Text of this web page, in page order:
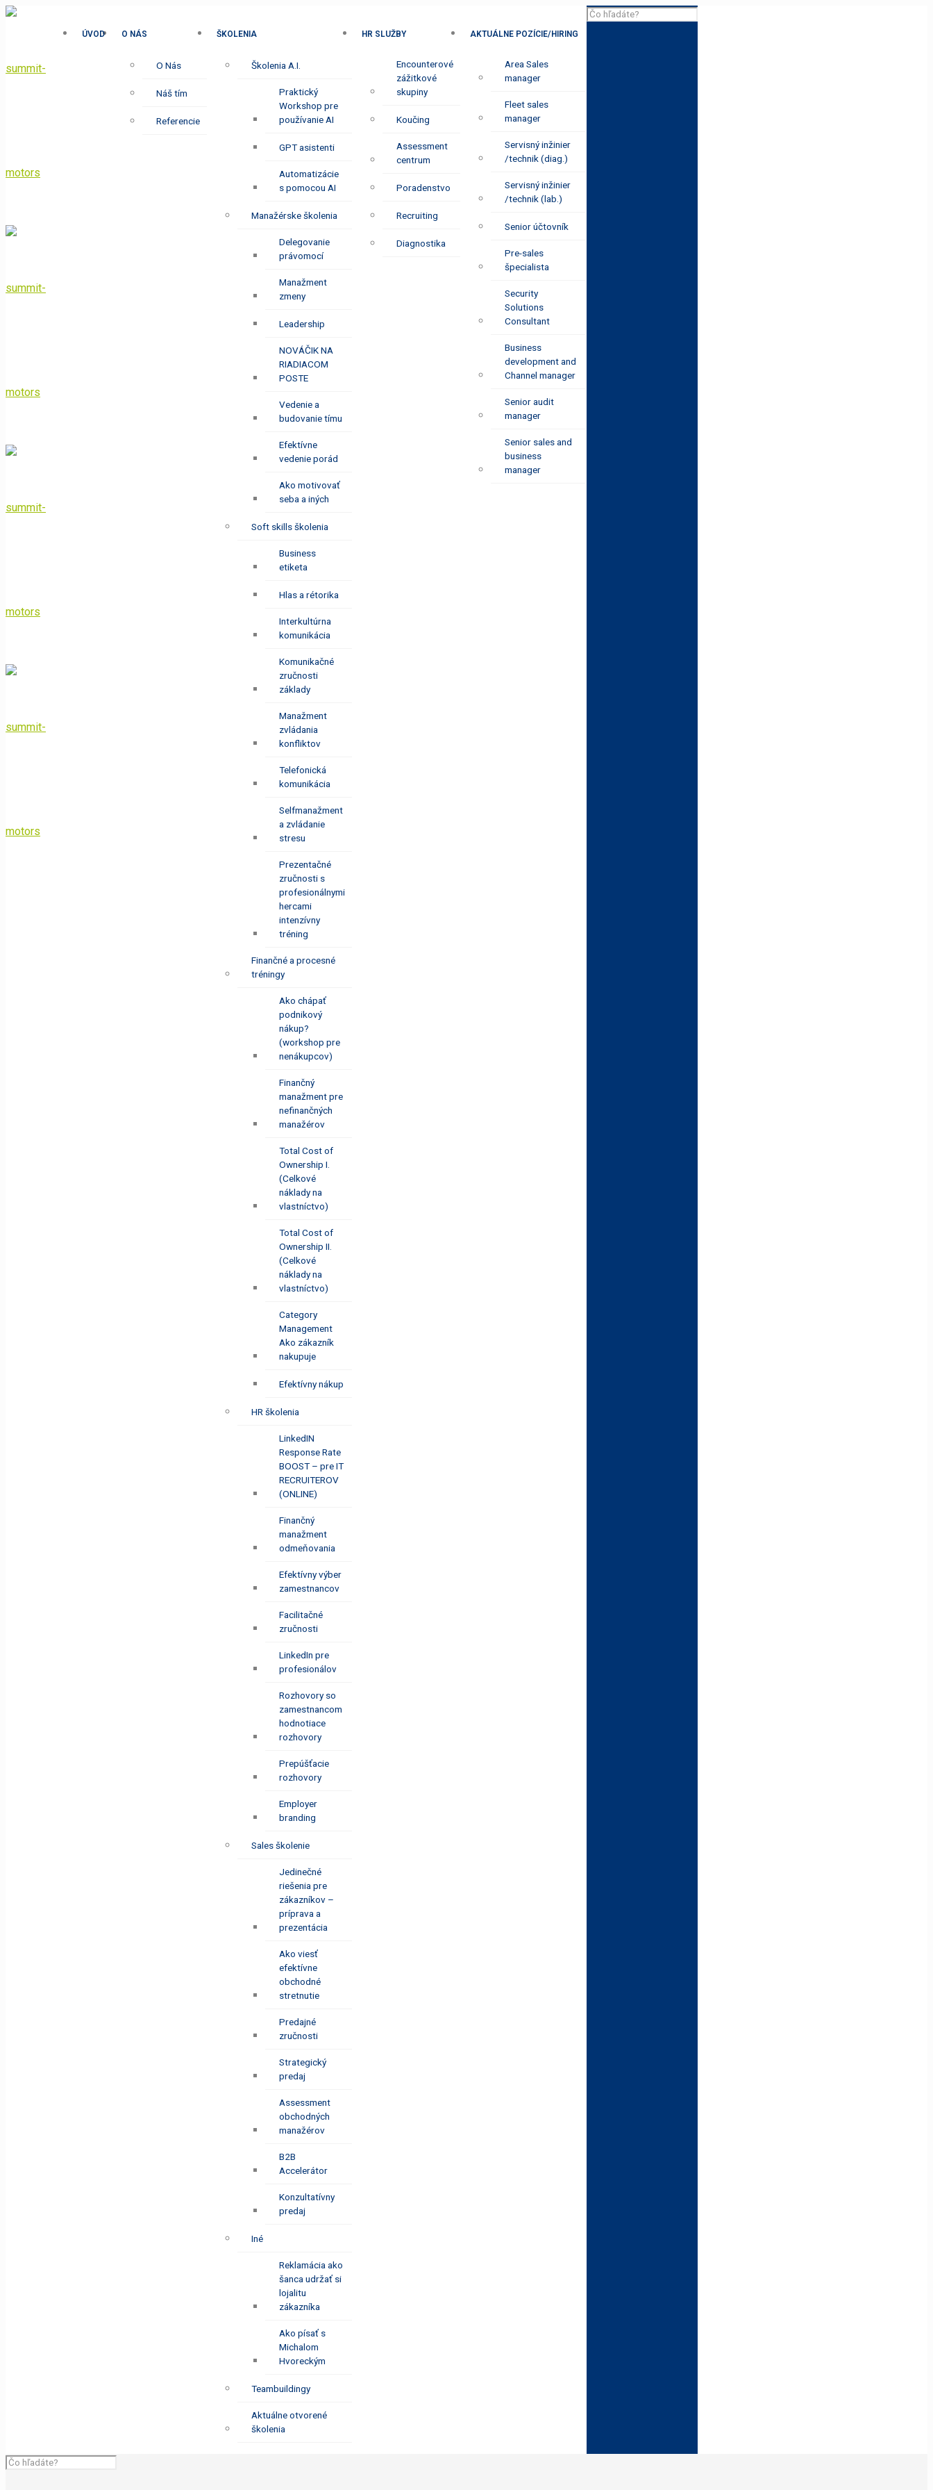
ÚVOD O NÁS
O Nás
Náš tím
Referencie
ŠKOLENIA
Školenia A.I.
Praktický
Workshop pre
používanie AI
GPT asistenti
Automatizácie
s pomocou AI
Manažérske školenia
Delegovanie
právomocí
Manažment
zmeny
Leadership
NOVÁČIK NA
RIADIACOM
POSTE
Vedenie a
budovanie tímu
Efektívne
vedenie porád
Ako motivovať
seba a iných
Soft skills školenia
Business
etiketa
Hlas a rétorika
Interkultúrna
komunikácia
Komunikačné
zručnosti
základy
Manažment
zvládania
konfliktov
Telefonická
komunikácia
Selfmanažment
a zvládanie
stresu
Prezentačné
zručnosti s
profesionálnymi
hercami
intenzívny
tréning
Finančné a procesné
tréningy
Ako chápať
podnikový
nákup?
(workshop pre
nenákupcov)
Finančný
manažment pre
nefinančných
manažérov
Total Cost of
Ownership I.
(Celkové
náklady na
vlastníctvo)
Total Cost of
Ownership II.
(Celkové
náklady na
vlastníctvo)
Category
Management
Ako zákazník
nakupuje
Efektívny nákup
HR školenia
LinkedIN
Response Rate
BOOST – pre IT
RECRUITEROV
(ONLINE)
Finančný
manažment
odmeňovania
Efektívny výber
zamestnancov
Facilitačné
zručnosti
LinkedIn pre
profesionálov
Rozhovory so
zamestnancom
hodnotiace
rozhovory
Prepúšťacie
rozhovory
Employer
branding
Sales školenie
Jedinečné
riešenia pre
zákazníkov –
príprava a
prezentácia
Ako viesť
efektívne
obchodné
stretnutie
Predajné
zručnosti
Strategický
predaj
Assessment
obchodných
manažérov
B2B
Accelerátor
Konzultatívny
predaj
Iné
Reklamácia ako
šanca udržať si
lojalitu
zákazníka
Ako písať s
Michalom
Hvoreckým
Teambuildingy
Aktuálne otvorené
školenia
HR SLUŽBY
Encounterové
zážitkové
skupiny
Koučing
Assessment
centrum
Poradenstvo
Recruiting
Diagnostika
AKTUÁLNE POZÍCIE/HIRING
Area Sales
manager
Fleet sales
manager
Servisný inžinier
/technik (diag.)
Servisný inžinier
/technik (lab.)
Senior účtovník
Pre-sales
špecialista
Security
Solutions
Consultant
Business
development and
Channel manager
Senior audit
manager
Senior sales and
business
manager